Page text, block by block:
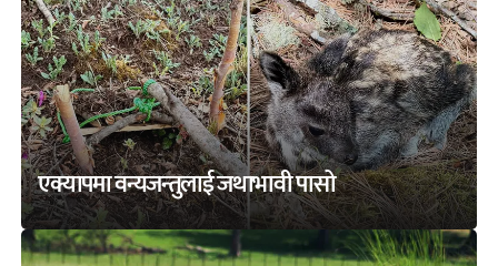
एक्यापमा वन्यजन्तुलाई जथाभावी पासो